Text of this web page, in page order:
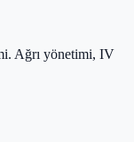
Ağrı yönetimi, IV